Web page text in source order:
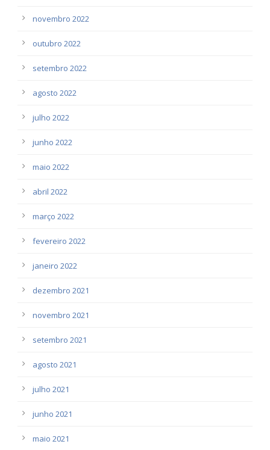
novembro 2022
outubro 2022
setembro 2022
agosto 2022
julho 2022
junho 2022
maio 2022
abril 2022
março 2022
fevereiro 2022
janeiro 2022
dezembro 2021
novembro 2021
setembro 2021
agosto 2021
julho 2021
junho 2021
maio 2021